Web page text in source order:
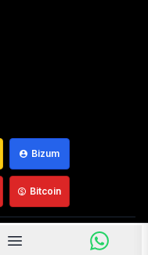
Bizum
Bitcoin
Mantequilla